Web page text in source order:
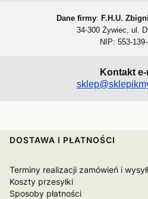
Dane firmy: F.H.U.
34-300 Żywiec, ul.
NIP: 553-
Kontakt e-
Linki w stopce
DOSTAWA I PŁATNOŚCI
Terminy realizacji zamówień i
Koszty przesyłki
Sposoby płatności